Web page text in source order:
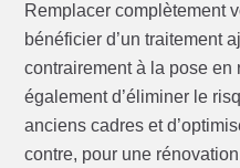
Remplacer complètement
bénéficier d’un traitement
contrairement à la pose
également d’éliminer le
anciens cadres et
contre, pour une